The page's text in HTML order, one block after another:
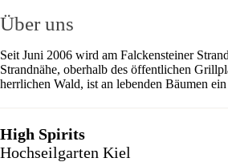
Über uns
Seit Juni 2006 wird am Falckensteiner
Strandnähe, oberhalb des öffentlichen
herrlichen Wald, ist an lebenden Bäumen
High Spirits
Hochseilgarten Kiel